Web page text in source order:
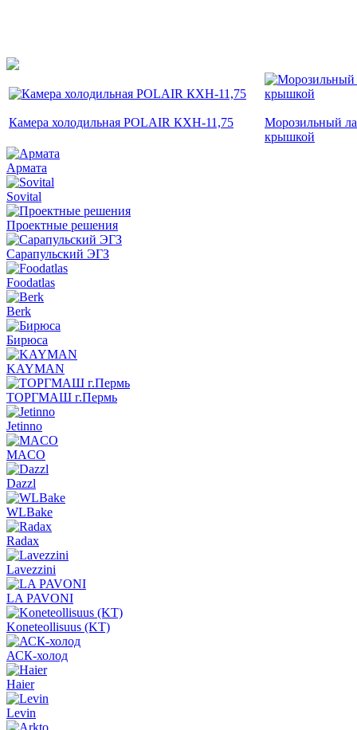
Камера холодильная POLAIR КХН-11,75
Морозильный
крышкой
Армата
Sovital
Проектные решения
Сарапульский ЭГЗ
Foodatlas
Berk
Бирюса
KAYMAN
ТОРГМАШ г.Пермь
Jetinno
MACO
Dazzl
WLBake
Radax
Lavezzini
LA PAVONI
Koneteollisuus (KT)
АСК-холод
Haier
Levin